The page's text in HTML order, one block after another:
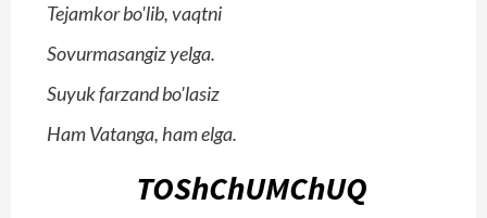
Tejamkor bo'lib, vaqtni
Sovurmasangiz yelga.
Suyuk farzand bo'lasiz
Ham Vatanga, ham elga.
TOShChUMChUQ